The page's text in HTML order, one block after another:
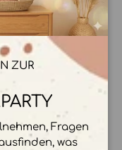
ZUR
Fragen
was